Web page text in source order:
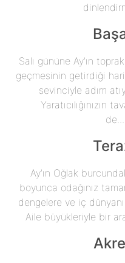
Salı gününe Ay’ın
geçmesinin getirdiği
sevinciyle adım
Yaratıcılığınızın
de......
Ay’ın Oğlak
boyunca odağınız
dengelere ve iç
Aile büyükleriyle bir